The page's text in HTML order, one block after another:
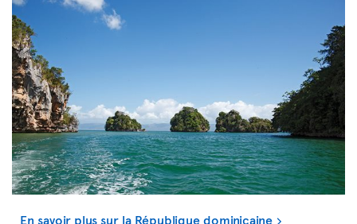
En savoir plus sur la République dominicaine